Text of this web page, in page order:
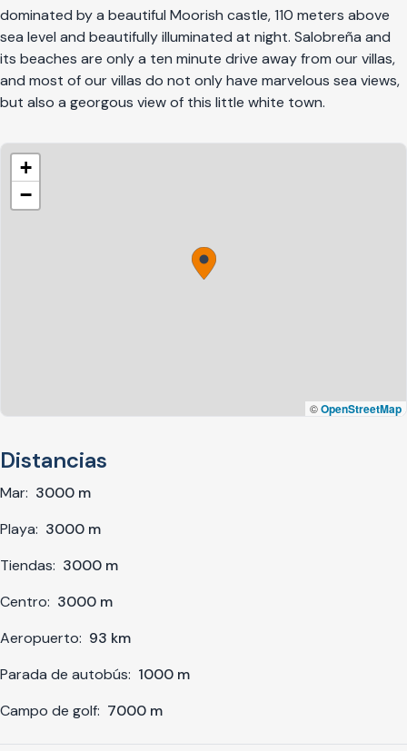
dominated by a beautiful Moorish castle, 110 meters above
sea level and beautifully illuminated at night. Salobreña and
its beaches are only a ten minute drive away from our villas,
and most of our villas do not only have marvelous sea views,
but also a georgous view of this little white town.
+
−
©OpenStreetMap
Distancias
Mar: 3000 m
Playa: 3000 m
Tiendas: 3000 m
Centro: 3000 m
Aeropuerto: 93 km
Parada de autobús: 1000 m
Campo de golf: 7000 m